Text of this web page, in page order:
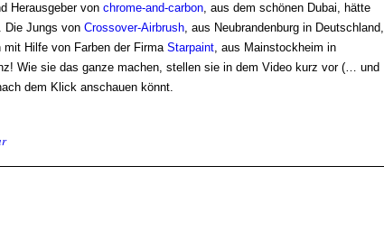
Herausgeber von chrome-and-carbon, aus dem schönen Dubai, hätte
Die Jungs von Crossover-Airbrush, aus Neubrandenburg in Deutschland,
Hilfe von Farben der Firma Starpaint, aus Mainstockheim in
Wie sie das ganze machen, stellen sie in dem Video kurz vor (… und
dem Klick anschauen könnt.